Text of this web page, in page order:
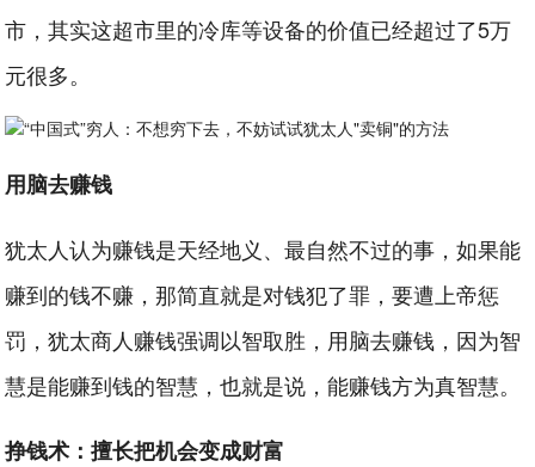
市，其实这超市里的冷库等设备的价值已经超过了5万
元很多。
用脑去赚钱
犹太人认为赚钱是天经地义、最自然不过的事，如果能
赚到的钱不赚，那简直就是对钱犯了罪，要遭上帝惩
罚，犹太商人赚钱强调以智取胜，用脑去赚钱，因为智
慧是能赚到钱的智慧，也就是说，能赚钱方为真智慧。
挣钱术：擅长把机会变成财富